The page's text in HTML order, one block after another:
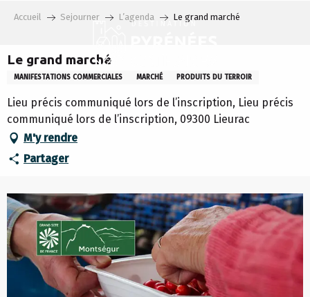
principal
Accueil Sejourner L’agenda Le grand marché
Le grand marché
MANIFESTATIONS COMMERCIALES MARCHÉ PRODUITS DU TERROIR
Lieu précis communiqué lors de l’inscription, Lieu précis
communiqué lors de l’inscription, 09300 Lieurac
M'y rendre
Partager